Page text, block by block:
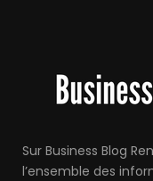
Sur Business Blog
l’ensemble des